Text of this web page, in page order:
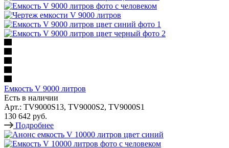
Емкость V 9000 литров
Есть в наличии
Арт.: TV9000S13, TV9000S2, TV9000S1
130 642 руб.
Подробнее